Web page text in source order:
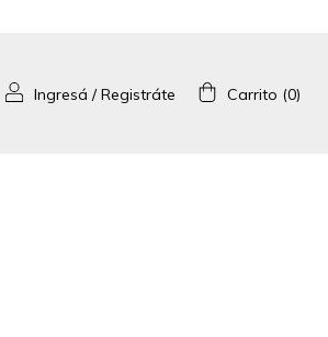
Ingresá /Registráte Carrito (0)